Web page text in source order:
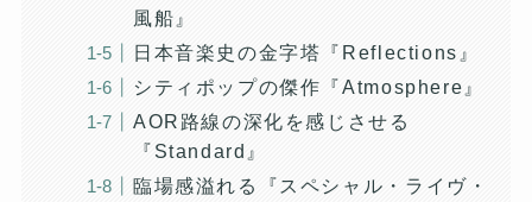
風船』
日本音楽史の金字塔『Reflections』
シティポップの傑作『Atmosphere』
AOR路線の深化を感じさせる
『Standard』
臨場感溢れる『スペシャル・ライヴ・